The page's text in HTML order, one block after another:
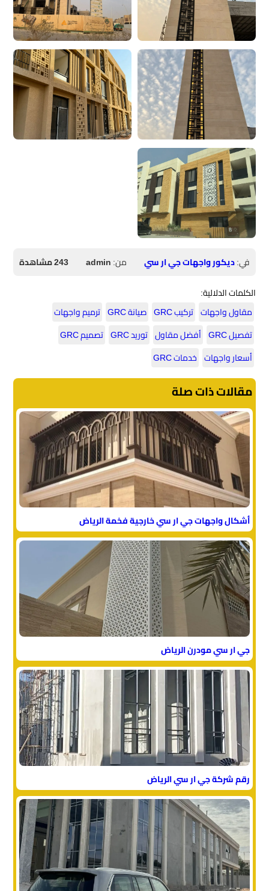
في:ديكور واجهات جي ار سي من:admin
243 مشاهدة
الكلمات الدلالية:
مقاول واجهات تركيب GRC صيانة GRC
ترميم واجهات
تفصيل GRC
أفضل مقاول توريد GRC
تصميم GRC
أسعار واجهات خدمات GRC
مقالات ذات صلة
أشكال واجهات جي ار سي خارجية فخمة الرياض
جي ار سي مودرن الرياض
رقم شركة جي ار سي الرياض